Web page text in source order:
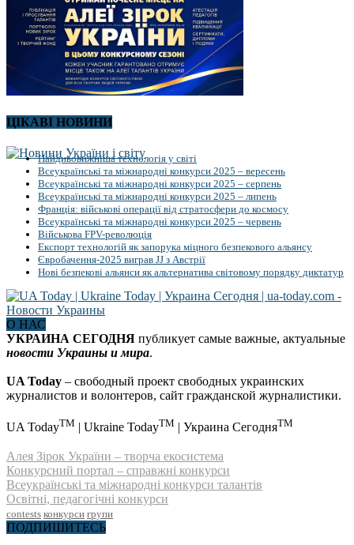
ЦІКАВІ НОВИНИ
Найдивовижніша технологія у світі
Всеукраїнські та міжнародні конкурси 2025 – вересень
Всеукраїнські та міжнародні конкурси 2025 – серпень
Всеукраїнські та міжнародні конкурси 2025 – липень
Франція: військові операції від стратосфери до космосу
Всеукраїнські та міжнародні конкурси 2025 – червень
Військова FPV-революція
Експорт технологій як запорука міцного безпекового альянсу
Євробачення-2025 виграв JJ з Австрії
Нові безпекові альянси як альтернатива світовому порядку диктатур
О НАС
УКРАИНА СЕГОДНЯ публикует самые важные, актуальные
новости Украины и мира.
UA Today – свободный проект свободных украинских
журналистов и волонтеров, сайт гражданской журналистики.
UA TodayTM | Ukraine TodayTM | Украина СегодняTM
Алея Зірок України – творча екосистема
Конкурсний портал – справжні конкурси
Всеукраїнські та міжнародні конкурси талантів
Освітні, педагогічні конкурси
contests конкурси групи
ПОДПИШИТЕСЬ